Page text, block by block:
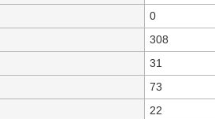
0
308
31
73
22